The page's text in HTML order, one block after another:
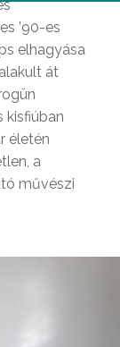
’90-es
elhagyása
át
kisfiúban
életén
a
művészi